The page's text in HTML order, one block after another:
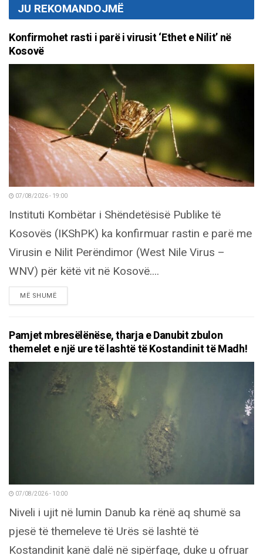
JU REKOMANDOJMË
Konfirmohet rasti i parë i virusit ‘Ethet e Nilit’ në
Kosovë
07/08/2026 - 19:00
Instituti Kombëtar i Shëndetësisë Publike të
Kosovës (IKShPK) ka konfirmuar rastin e parë me
Virusin e Nilit Perëndimor (West Nile Virus –
WNV) për këtë vit në Kosovë....
MË SHUMËDETAILS
Pamjet mbresëlënëse, tharja e Danubit zbulon
themelet e një ure të lashtë të Kostandinit të Madh!
07/08/2026 - 10:00
Niveli i ujit në lumin Danub ka rënë aq shumë sa
pjesë të themeleve të Urës së lashtë të
Kostandinit kanë dalë në sipërfaqe, duke u ofruar